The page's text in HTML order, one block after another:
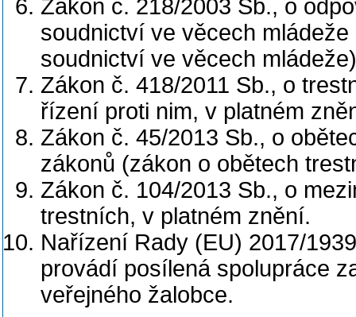
Zákon č. 218/2003 Sb., o
soudnictví ve věcech
soudnictví ve věcech
Zákon č. 418/2011 Sb., o
řízení proti nim, v platném
Zákon č. 45/2013 Sb., o
zákonů (zákon o obětech
Zákon č. 104/2013 Sb., o
trestních, v platném znění.
Nařízení Rady (EU) 2017/
provádí posílená spolupráce
veřejného žalobce.